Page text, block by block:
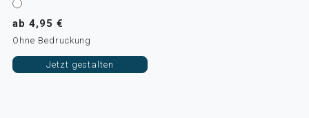
ab 4,95 €
Ohne Bedruckung
Jetzt gestalten